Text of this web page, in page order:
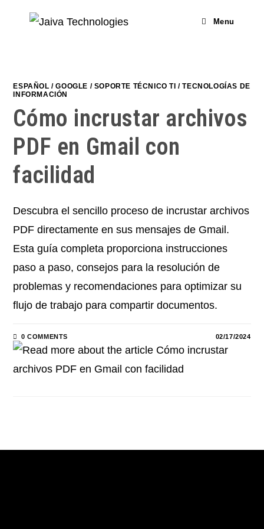
Menu
ESPAÑOL /GOOGLE / SOPORTE TÉCNICO TI /TECNOLOGÍAS DE
INFORMACIÓN
Cómo incrustar archivos
PDF en Gmail con
facilidad
Descubra el sencillo proceso de incrustar archivos
PDF directamente en sus mensajes de Gmail.
Esta guía completa proporciona instrucciones
paso a paso, consejos para la resolución de
problemas y recomendaciones para optimizar su
flujo de trabajo para compartir documentos.
0 COMMENTS 02/17/2024